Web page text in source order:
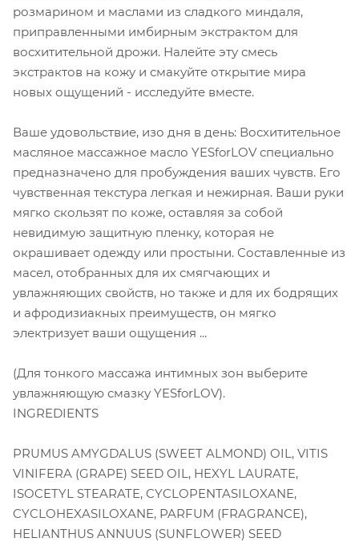
розмарином и маслами из сладкого миндаля,
приправленными имбирным экстрактом для
восхитительной дрожи. Налейте эту смесь
экстрактов на кожу и смакуйте открытие мира
новых ощущений - исследуйте вместе.
Ваше удовольствие, изо дня в день: Восхитительное
масляное массажное масло YESforLOV специально
предназначено для пробуждения ваших чувств. Его
чувственная текстура легкая и нежирная. Ваши руки
мягко скользят по коже, оставляя за собой
невидимую защитную пленку, которая не
окрашивает одежду или простыни. Составленные из
масел, отобранных для их смягчающих и
увлажняющих свойств, но также и для их бодрящих
и афродизиакных преимуществ, он мягко
электризует ваши ощущения ...
(Для тонкого массажа интимных зон выберите
увлажняющую смазку YESforLOV).
INGREDIENTS
PRUMUS AMYGDALUS (SWEET ALMOND) OIL, VITIS
VINIFERA (GRAPE) SEED OIL, HEXYL LAURATE,
ISOCETYL STEARATE, CYCLOPENTASILOXANE,
CYCLOHEXASILOXANE, PARFUM (FRAGRANCE),
HELIANTHUS ANNUUS (SUNFLOWER) SEED